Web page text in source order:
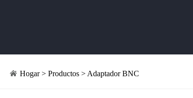
Hogar> Productos > Adaptador BNC